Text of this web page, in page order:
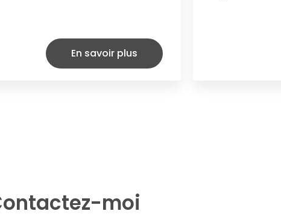
En savoir plus
moi